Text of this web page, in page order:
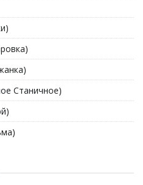
Станичное)